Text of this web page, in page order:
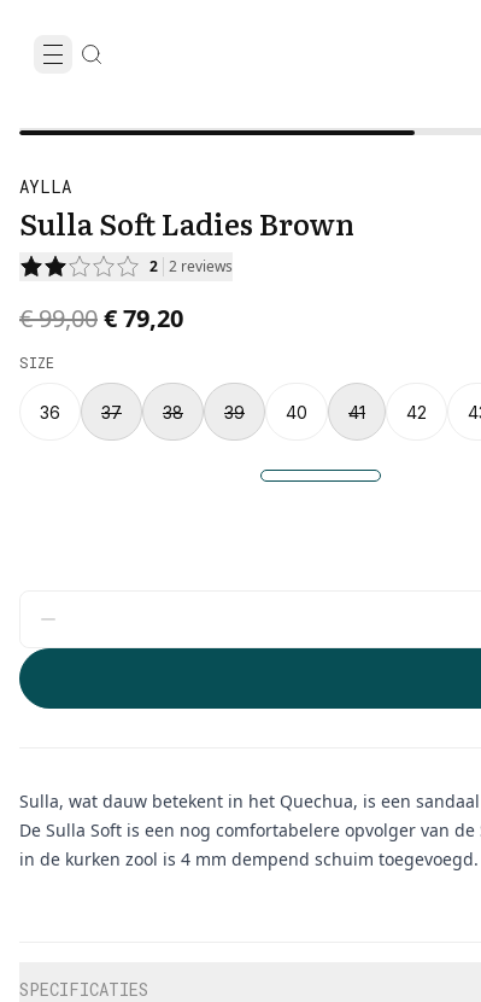
AYLLA
Sulla Soft Ladies Brown
2 2 reviews
Original price was € 99,00.
€ 99,00Current price is € 79,20.
€ 79,20
SIZE
36 37 38 39 40 41 42
Sulla, wat dauw betekent in het Quechua, is een
De Sulla Soft is een nog comfortabelere opvolger van
in de kurken zool is 4 mm dempend schuim
SPECIFICATIES